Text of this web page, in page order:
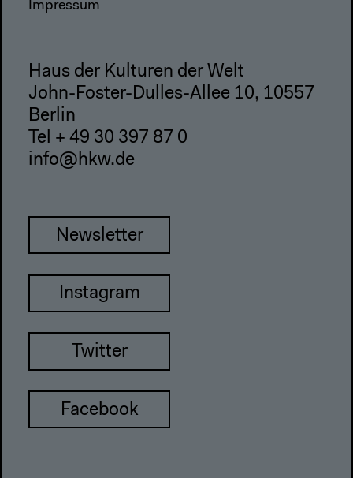
Impressum
Haus der Kulturen der Welt
John-Foster-Dulles-Allee 10, 10557
Berlin
Tel + 49 30 397 87 0
info@hkw.de
Newsletter
Instagram
Twitter
Facebook